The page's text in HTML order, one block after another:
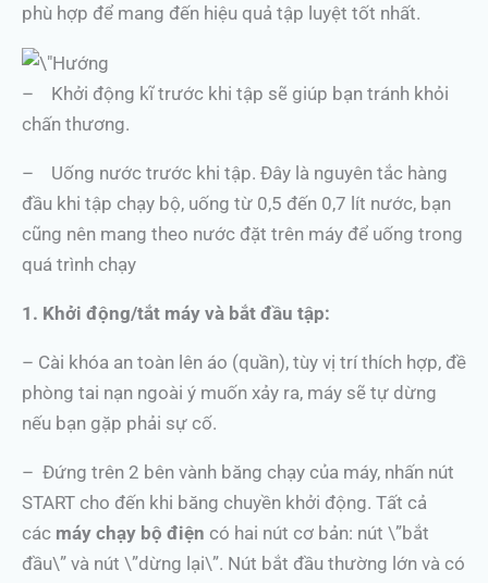
phù hợp để mang đến hiệu quả tập luyệt tốt nhất.
– Khởi động kĩ trước khi tập sẽ giúp bạn tránh khỏi
chấn thương.
– Uống nước trước khi tập. Đây là nguyên tắc hàng
đầu khi tập chạy bộ, uống từ 0,5 đến 0,7 lít nước, bạn
cũng nên mang theo nước đặt trên máy để uống trong
quá trình chạy
1. Khởi động/tắt máy và bắt đầu tập:
– Cài khóa an toàn lên áo (quần), tùy vị trí thích hợp, đề
phòng tai nạn ngoài ý muốn xảy ra, máy sẽ tự dừng
nếu bạn gặp phải sự cố.
– Đứng trên 2 bên vành băng chạy của máy, nhấn nút
START cho đến khi băng chuyền khởi động. Tất cả
các máy chạy bộ điện có hai nút cơ bản: nút \”bắt
đầu\” và nút \”dừng lại\”. Nút bắt đầu thường lớn và có